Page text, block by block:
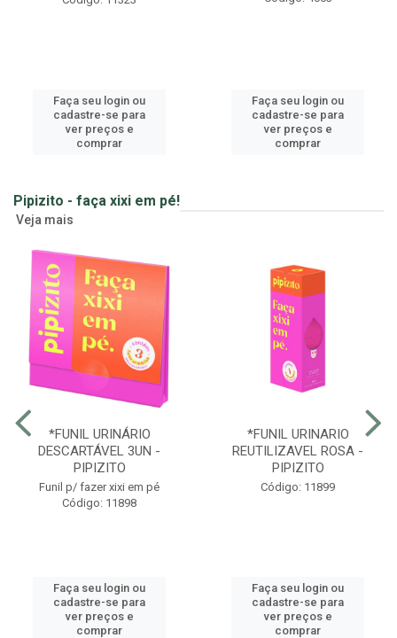
Faça seu login ou
cadastre-se para
ver preços e
comprar
Faça seu login ou
cadastre-se para
ver preços e
comprar
Pipizito - faça xixi em pé!
Veja mais
*FUNIL URINÁRIO
DESCARTÁVEL 3UN -
PIPIZITO
Funil p/ fazer xixi em pé
Código: 11898
Faça seu login ou
cadastre-se para
ver preços e
comprar
*FUNIL URINARIO
REUTILIZAVEL ROSA -
PIPIZITO
Código: 11899
Faça seu login ou
cadastre-se para
ver preços e
comprar